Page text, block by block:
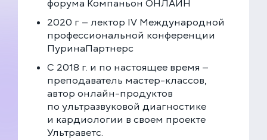
форума Компаньон ОНЛАЙН
2020 г — лектор IV Международной
профессиональной конференции
ПуринаПартнерс
С 2018 г. и по настоящее время —
преподаватель мастер-классов,
автор онлайн-продуктов
по ультразвуковой диагностике
и кардиологии в своем проекте
Ультраветс.